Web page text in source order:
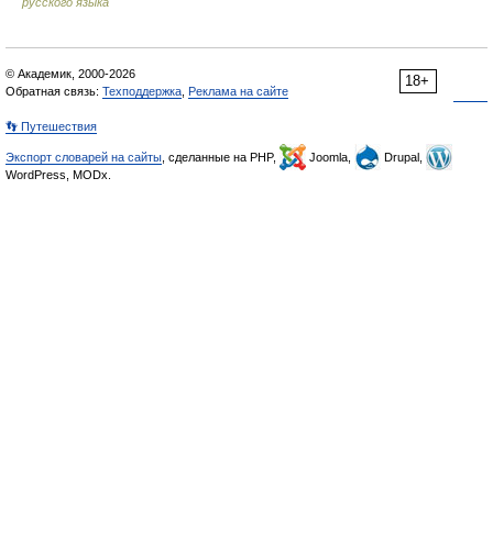
18+
© Академик, 2000-2026
Обратная связь: Техподдержка Реклама на сайте
👣 Путешествия
Экспорт словарей на сайты , сделанные на PHP, Joomla,
Drupal,
WordPress, MODx.